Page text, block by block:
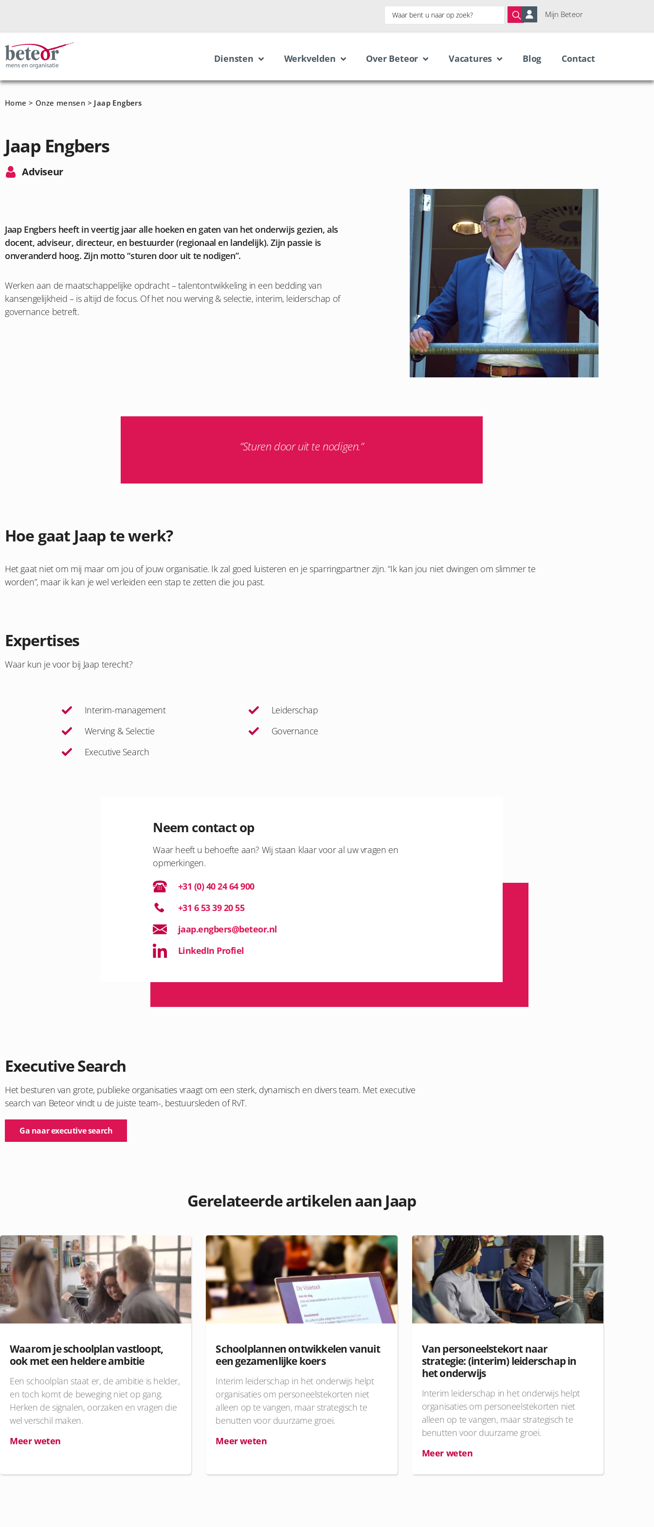
Mijn Beteor
Diensten Werkvelden Over Beteor Vacatures Blog Contact
Home > Onze mensen > Jaap Engbers
Jaap Engbers
Adviseur
Jaap Engbers heeft in veertig jaar alle hoeken en gaten van het onderwijs gezien, als
docent, adviseur, directeur, en bestuurder (regionaal en landelijk). Zijn passie is
onveranderd hoog. Zijn motto “sturen door uit te nodigen”.
Werken aan de maatschappelijke opdracht – talentontwikkeling in een bedding van
kansengelijkheid – is altijd de focus. Of het nou werving & selectie, interim, leiderschap of
governance betreft.
“Sturen door uit te nodigen.“
Hoe gaat Jaap te werk?
Het gaat niet om mij maar om jou of jouw organisatie. Ik zal goed luisteren en je sparringpartner zijn. “Ik kan jou niet dwingen om slimmer te
worden”, maar ik kan je wel verleiden een stap te zetten die jou past.
Expertises
Waar kun je voor bij Jaap terecht?
Interim-management
Werving & Selectie
Executive Search
Leiderschap
Governance
Neem contact op
Waar heeft u behoefte aan? Wij staan klaar voor al uw vragen en
opmerkingen.
+31 (0) 40 24 64 900
+31 6 53 39 20 55
jaap.engbers@beteor.nl
LinkedIn Profiel
Executive Search
Het besturen van grote, publieke organisaties vraagt om een sterk, dynamisch en divers team. Met executive
search van Beteorvindt u de juiste team-, bestuursleden of RvT.
Ga naar executive search
Gerelateerde artikelen aan Jaap
Waarom je schoolplan vastloopt,
ook met een heldere ambitie
Een schoolplan staat er, de ambitie is helder,
en toch komt de beweging niet op gang.
Herken de signalen, oorzaken en vragen die
wel verschil maken.
Meer weten
Schoolplannen ontwikkelen vanuit
een gezamenlijke koers
Interim leiderschap in het onderwijs helpt
organisaties om personeelstekorten niet
alleen op te vangen, maar strategisch te
benutten voor duurzame groei.
Meer weten
Van personeelstekort naar
strategie: (interim) leiderschap in
het onderwijs
Interim leiderschap in het onderwijs helpt
organisaties om personeelstekorten niet
alleen op te vangen, maar strategisch te
benutten voor duurzame groei.
Meer weten